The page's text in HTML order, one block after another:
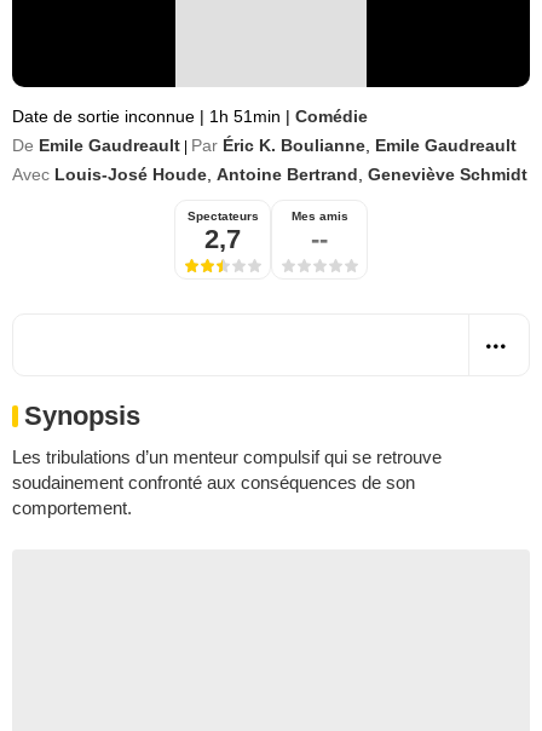
Date de sortie inconnue | 1h 51min | Comédie
De Emile Gaudreault Par Éric K. Boulianne Emile Gaudreault
Avec Louis-José Houde Antoine Bertrand Geneviève Schmidt
Spectateurs
2,7
Mes amis
--
Synopsis
Les tribulations d’un menteur compulsif qui se retrouve
soudainement confronté aux conséquences de son
comportement.